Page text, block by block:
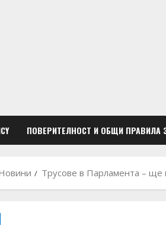
ПОВЕРИТЕЛНОСТ И ОБЩИ ПРАВИЛА
Трусове в Парламента – ще